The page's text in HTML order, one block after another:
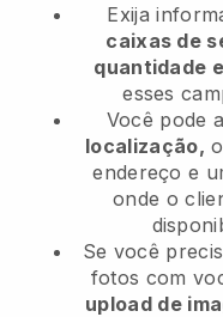
Exija
caixas de
quantidade
esses
Você pode
localização,
endereço e
onde o
Se você
fotos com
upload de